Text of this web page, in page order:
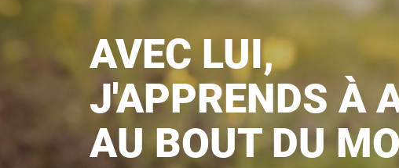
AVEC LUI,
J'APPRENDS À
AU BOUT DU